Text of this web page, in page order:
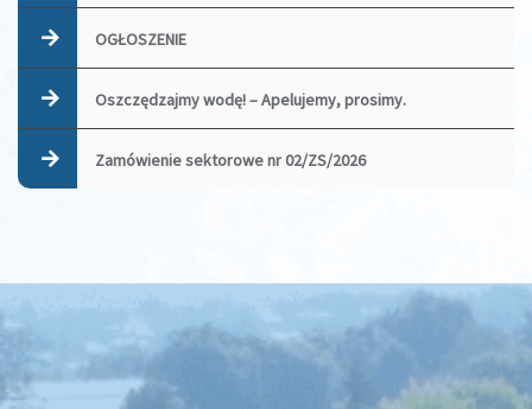
OGŁOSZENIE
Oszczędzajmy wodę! – Apelujemy, prosimy.
Zamówienie sektorowe nr 02/ZS/2026